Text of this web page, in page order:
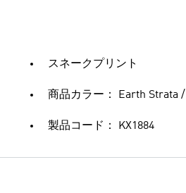
スネークプリント
商品カラー： Earth Strata
製品コード： KX1884